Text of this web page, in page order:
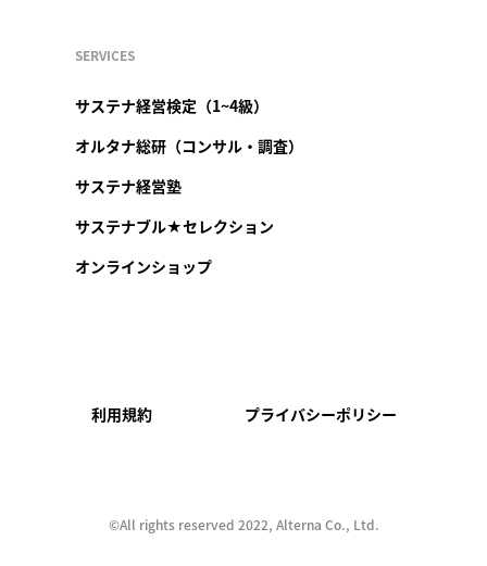
SERVICES
サステナ経営検定（1~4級）
オルタナ総研（コンサル・調査）
サステナ経営塾
サステナブル★セレクション
オンラインショップ
利用規約 プライバシーポリシー
©︎All rights reserved 2022, Alterna Co., Ltd.